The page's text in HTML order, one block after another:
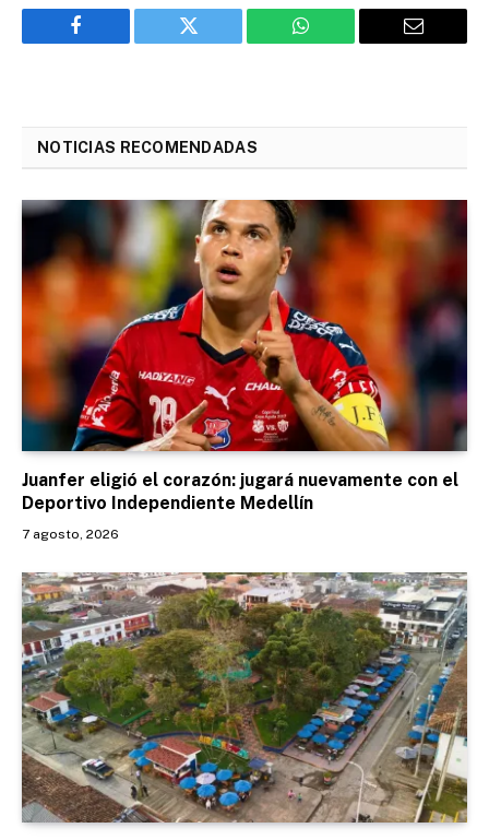
Facebook Twitter WhatsApp Email
NOTICIAS RECOMENDADAS
Juanfer eligió el corazón: jugará nuevamente con el
Deportivo Independiente Medellín
7 agosto, 2026